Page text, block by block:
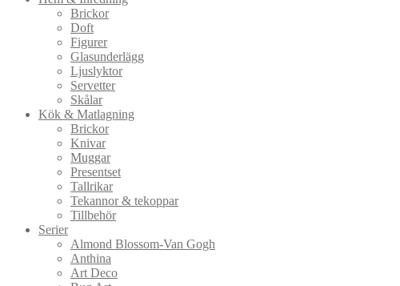
Brickor
Doft
Figurer
Glasunderlägg
Ljuslyktor
Servetter
Skålar
Kök & Matlagning
Brickor
Knivar
Muggar
Presentset
Tallrikar
Tekannor & tekoppar
Tillbehör
Serier
Almond Blossom-Van Gogh
Anthina
Art Deco